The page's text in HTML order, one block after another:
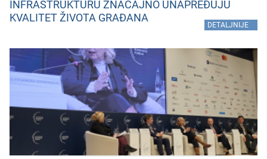
INFRASTRUKTURU ZNAČAJNO UNAPREĐUJU
KVALITET ŽIVOTA GRAĐANA
DETALJNIJE